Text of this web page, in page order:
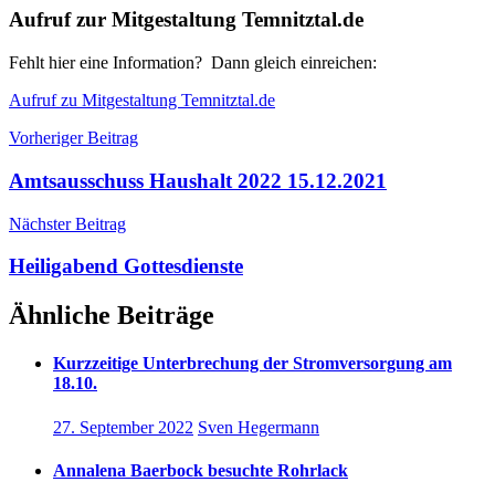
Aufruf zur Mitgestaltung Temnitztal.de
Fehlt hier eine Information? Dann gleich einreichen:
Aufruf zu Mitgestaltung Temnitztal.de
Beitragsnavigation
Vorheriger Beitrag
Amtsausschuss Haushalt 2022 15.12.2021
Nächster Beitrag
Heiligabend Gottesdienste
Ähnliche Beiträge
Kurzzeitige Unterbrechung der Stromversorgung am
18.10.
27. September 2022 Sven Hegermann
Annalena Baerbock besuchte Rohrlack